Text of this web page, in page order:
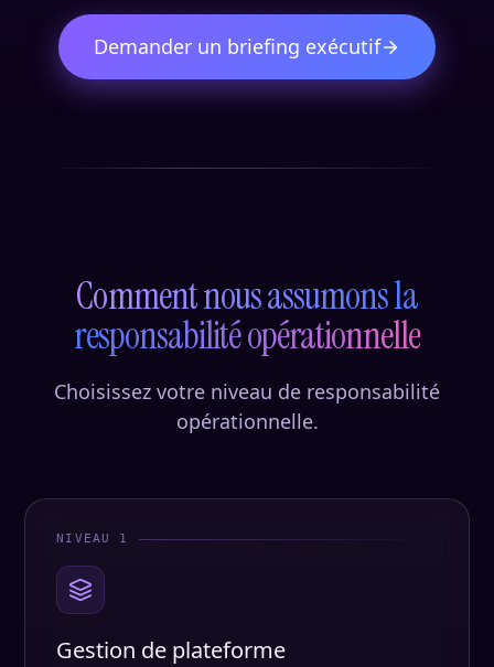
Demander un briefing exécutif
Comment nous assumons la
responsabilité opérationnelle
Choisissez votre niveau de responsabilité
opérationnelle.
NIVEAU 1
Gestion de plateforme